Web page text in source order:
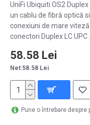
UniFi Ubiquiti OS2
un cablu de fibră optică
conexiuni de mare
conectori Duplex LC UPC ..
58.58 Lei
Net:58.58 Lei
Pune o întrebare despre